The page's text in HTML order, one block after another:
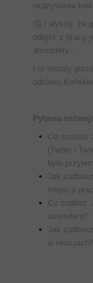
okazywania
🤔 I słyszę, że
odejść z pracy
atmosfery…
I te tematy
odcinku
Pytania
Co możesz
(Twoje i
było
Jak
miejsca
Co zrobisz,
atmosferę?
Jak
w relacjach?